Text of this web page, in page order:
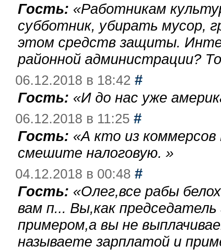
Гость: «Работникам
субботник, убирать мусор,
этом средств защиты.
районной администрации?
06.12.2018 в 18:42 #
Гость: «И до нас уже
06.12.2018 в 11:25 #
Гость: «А кто из
смешите налоговую. »
04.12.2018 в 00:48 #
Гость: «Олег,все рабы
вам п... Вы,как
примером,а вы не
называете зарплатой и